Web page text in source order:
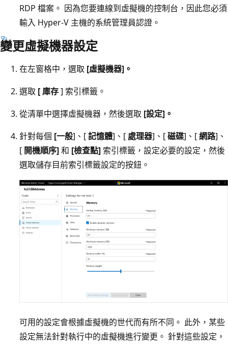
RDP 檔案。 因為您要連線到虛擬機的控制台，因此您必須
輸入 Hyper-V 主機的系統管理員認證。
變更虛擬機器設定
在左窗格中，選取 [虛擬機器]。
選取 [ 庫存] 索引標籤。
從清單中選擇虛擬機器，然後選取 [設定]。
針對每個 [一般]、[記憶體]、[ 處理器]、[磁碟]、[網路]、
[ 開機順序]和 [檢查點] 索引標籤，設定必要的設定，然後
選取儲存目前索引標籤設定的按鈕。
可用的設定會根據虛擬機的世代而有所不同。 此外，某些
設定無法針對執行中的虛擬機進行變更。 針對這些設定，